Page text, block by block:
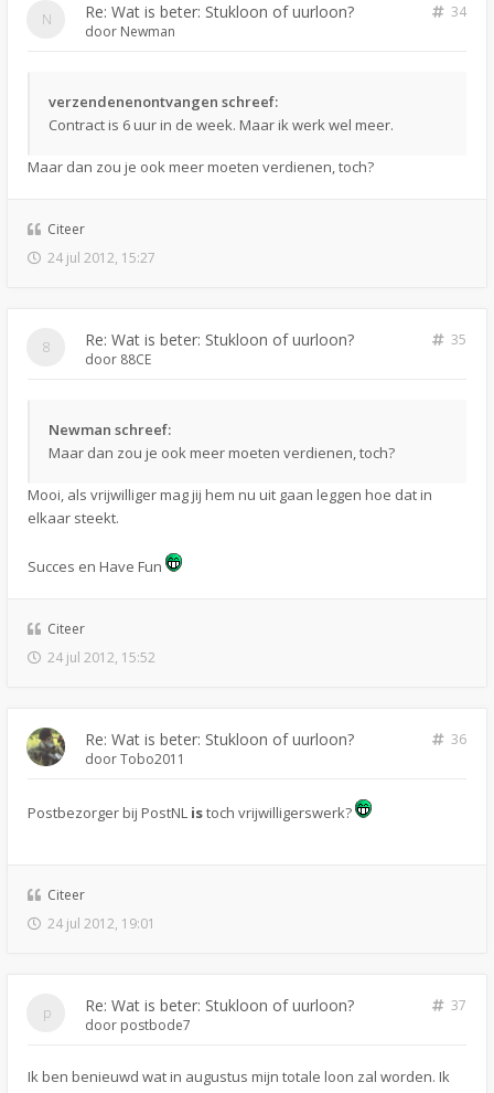
Re: Wat is beter: Stukloon of uurloon?
34
door Newman
verzendenenontvangen schreef:
Contract is 6 uur in de week. Maar ik werk wel meer.
Maar dan zou je ook meer moeten verdienen, toch?
Citeer
24 jul 2012, 15:27
Re: Wat is beter: Stukloon of uurloon?
35
door 88CE
Newman schreef:
Maar dan zou je ook meer moeten verdienen, toch?
Mooi, als vrijwilliger mag jij hem nu uit gaan leggen hoe dat in
elkaar steekt.
Succes en Have Fun
Citeer
24 jul 2012, 15:52
Re: Wat is beter: Stukloon of uurloon?
36
doorTobo2011
Postbezorger bij PostNL istoch vrijwilligerswerk?
Citeer
24 jul 2012, 19:01
Re: Wat is beter: Stukloon of uurloon?
37
door postbode7
Ik ben benieuwd wat in augustus mijn totale loon zal worden. Ik